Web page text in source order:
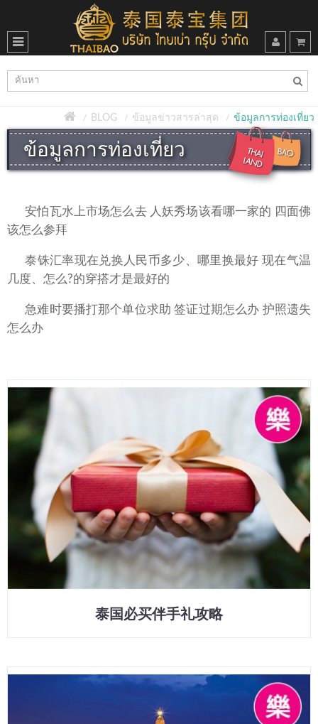
BLOG ข้อมูลข่าวสารล่าสุด ข้อมูลการท่องเที่ยว
ข้อมูลการท่องเที่ยว
安怕瓦水上市场怎么去 人妖秀场该看哪一家的 四面佛
该怎么参拜
泰铢汇率现在兑换人民币多少、哪里换最好 现在气温
几度、怎么?的穿搭才是最好的
急难时要播打那个单位求助 签证过期怎么办 护照遗失
怎么办
泰国必买伴手礼攻略